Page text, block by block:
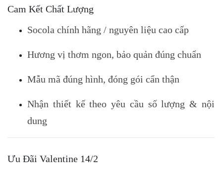
Cam Kết Chất Lượng
Socola chính hãng / nguyên liệu cao cấp
Hương vị thơm ngon, bảo quản đúng chuẩn
Mẫu mã đúng hình, đóng gói cẩn thận
Nhận thiết kế theo yêu cầu số lượng & nội
dung
Ưu Đãi Valentine 14/2